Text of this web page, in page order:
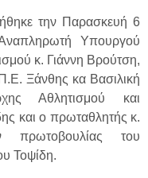
την Παρασκευή 6
Υπουργού
κ. Γιάννη Βρούτση,
Π.Ε. Ξάνθης κα Βασιλική
Αθλητισμού και
και ο πρωταθλητής κ.
πρωτοβουλίας του
Τοψίδη.